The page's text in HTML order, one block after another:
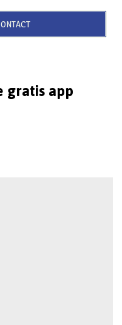
gratis app